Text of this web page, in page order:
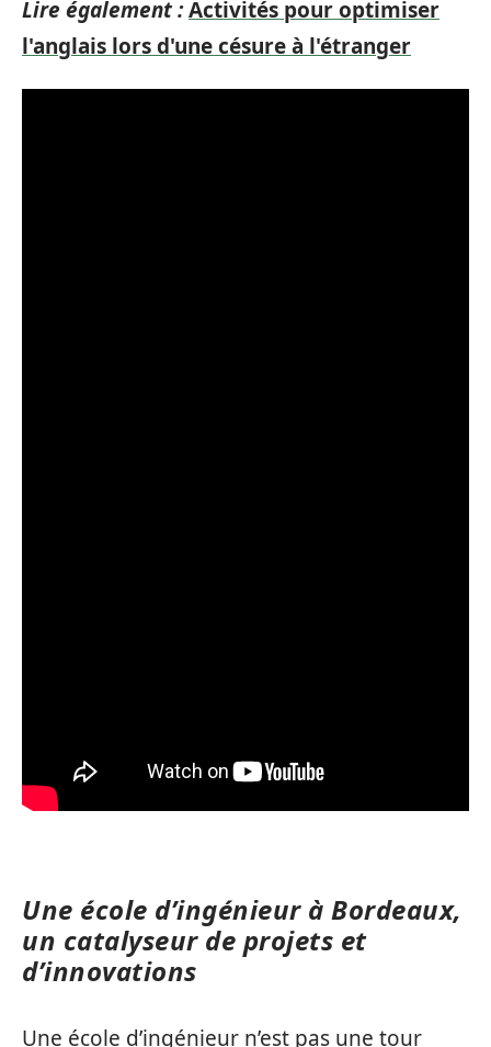
Lire également :Activités pour optimiser
l'anglais lors d'une césure à l'étranger
Une école d’ingénieur à Bordeaux,
un catalyseur de projets et
d’innovations
Une école d’ingénieur n’est pas une tour